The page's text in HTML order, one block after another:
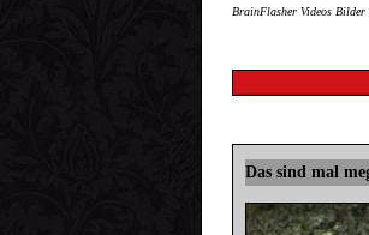
BrainFlasher Videos Bilder
Das sind mal